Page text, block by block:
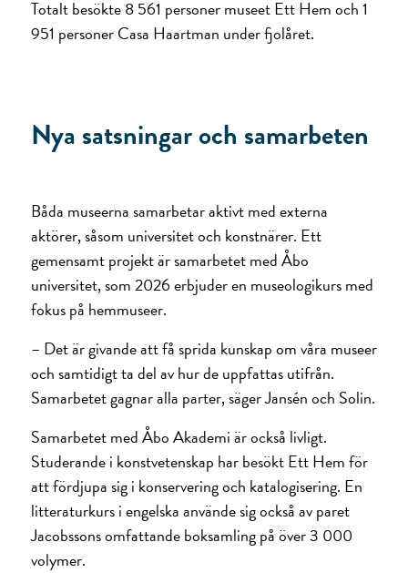
Totalt besökte 8 561 personer museet Ett Hem och 1
951 personer Casa Haartman under fjolåret.
Nya satsningar och samarbeten
Båda museerna samarbetar aktivt med externa
aktörer, såsom universitet och konstnärer. Ett
gemensamt projekt är samarbetet med Åbo
universitet, som 2026 erbjuder en museologi­kurs med
fokus på hemmuseer.
– Det är givande att få sprida kunskap om våra museer
och samtidigt ta del av hur de uppfattas utifrån.
Samarbetet gagnar alla parter, säger Jansén och Solin.
Samarbetet med Åbo Akademi är också livligt.
Studerande i konst­vetenskap har besökt Ett Hem för
att fördjupa sig i konservering och katalogisering. En
litteratur­kurs i engelska använde sig också av paret
Jacobssons omfattande boksamling på över 3 000
volymer.